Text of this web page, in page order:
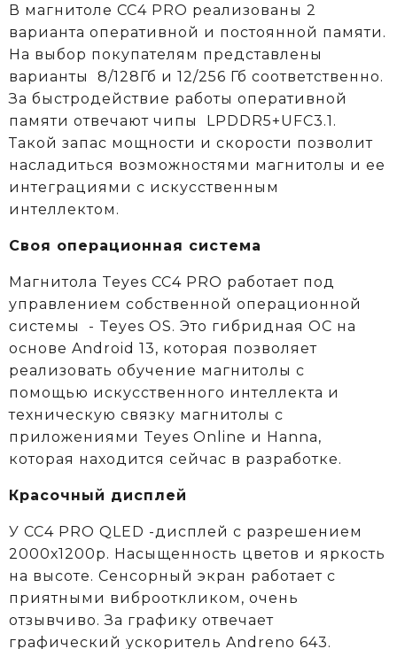
В магнитоле CC4 PRO реализованы 2
варианта оперативной и постоянной памяти.
На выбор покупателям представлены
варианты 8/128Гб и 12/256 Гб соответственно.
За быстродействие работы оперативной
памяти отвечают чипы LPDDR5+UFC3.1.
Такой запас мощности и скорости позволит
насладиться возможностями магнитолы и ее
интеграциями с искусственным
интеллектом.
Своя операционная система
Магнитола Teyes CC4 PRO работает под
управлением собственной операционной
системы - Teyes OS. Это гибридная ОС на
основе Android 13, которая позволяет
реализовать обучение магнитолы с
помощью искусственного интеллекта и
техническую связку магнитолы с
приложениями Teyes Online и Hanna,
которая находится сейчас в разработке.
Красочный дисплей
У CC4 PRO QLED -дисплей с разрешением
2000х1200р. Насыщенность цветов и яркость
на высоте. Сенсорный экран работает с
приятными виброоткликом, очень
отзывчиво. За графику отвечает
графический ускоритель Andreno 643.